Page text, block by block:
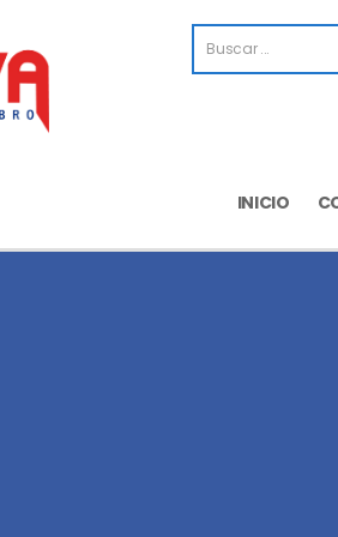
INICIO